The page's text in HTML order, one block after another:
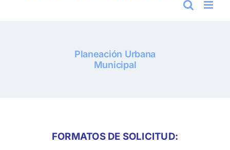
Planeación Urbana
Municipal
FORMATOS DE SOLICITUD: